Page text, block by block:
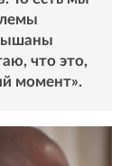
что это,
момент».